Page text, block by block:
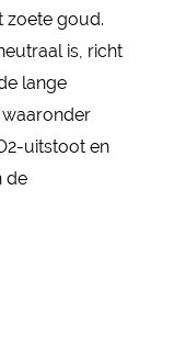
zoete goud.
is, richt
lange
uitstoot en
de